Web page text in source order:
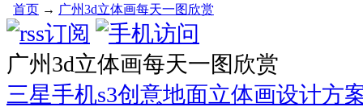
首页 → 广州3d立体画每天一图欣赏
广州3d立体画每天一图欣赏
三星手机s3创意地面立体画设计方